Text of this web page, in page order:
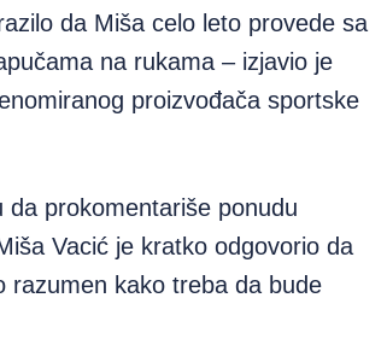
da Miša celo leto provede sa
na rukama – izjavio je
proizvođača sportske
da prokomentariše ponudu
Vacić je kratko odgovorio da
razumen kako treba da bude